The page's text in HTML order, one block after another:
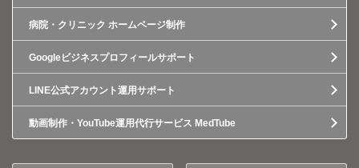
病院・クリニック ホームページ制作
Googleビジネスプロフィールサポート
LINE公式アカウント運用サポート
動画制作・YouTube運用代行サービス MedTube